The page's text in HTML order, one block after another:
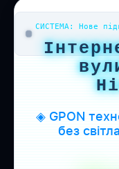
СИСТЕМА: Нове
◈ GPON
без